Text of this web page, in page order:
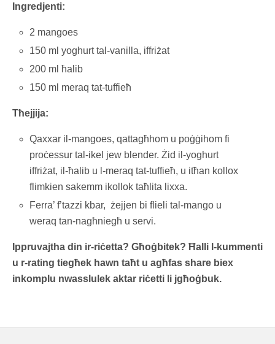
Ingredjenti:
2 mangoes
150 ml yoghurt tal-vanilla, iffriżat
200 ml ħalib
150 ml meraq tat-tuffieħ
Tħejjija:
Qaxxar il-mangoes, qattagħhom u poġġihom fi
proċessur tal-ikel jew blender. Żid il-yoghurt
iffriżat, il-ħalib u l-meraq tat-tuffieħ, u itħan kollox
flimkien sakemm ikollok taħlita lixxa.
Ferra’ f’tazzi kbar, żejjen bi flieli tal-mango u
weraq tan-nagħniegħ u servi.
Ippruvajtha din ir-riċetta? Għoġbitek? Ħalli l-kummenti
u r-rating tiegħek hawn taħt u agħfas share biex
inkomplu nwasslulek aktar riċetti li jgħoġbuk.